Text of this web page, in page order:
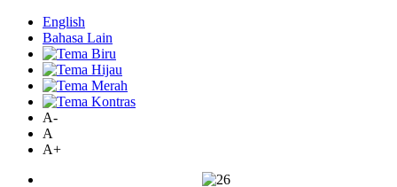
English
Bahasa Lain
A-
A
A+